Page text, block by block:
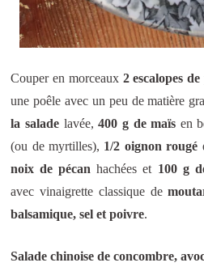
Couper en morceaux 2 escalopes
une poêle avec un peu de matière
la salade lavée,400 g de maïs en
(ou de myrtilles), 1/2 oignon rougé
noix de pécan hachées et 100 g
avec vinaigrette classique de
balsamique, sel et poivre.
Salade chinoise de concombre,